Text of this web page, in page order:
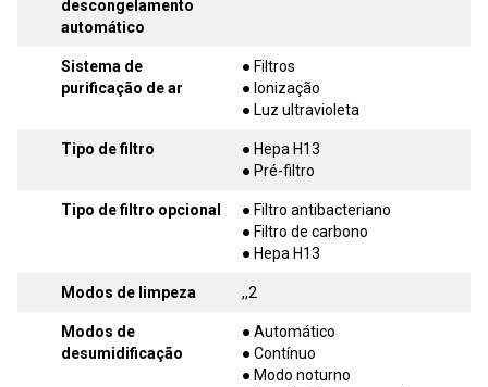
descongelamento
automático
Sistema de
purificação de ar
● Filtros
● Ionização
● Luz ultravioleta
Tipo de filtro
● Hepa H13
● Pré-filtro
Tipo de filtro opcional
● Filtro antibacteriano
● Filtro de carbono
● Hepa H13
Modos de limpeza ,,2
Modos de
desumidificação
● Automático
● Contínuo
● Modo noturno